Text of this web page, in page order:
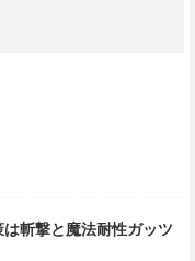
は斬撃と魔法耐性ガッツ